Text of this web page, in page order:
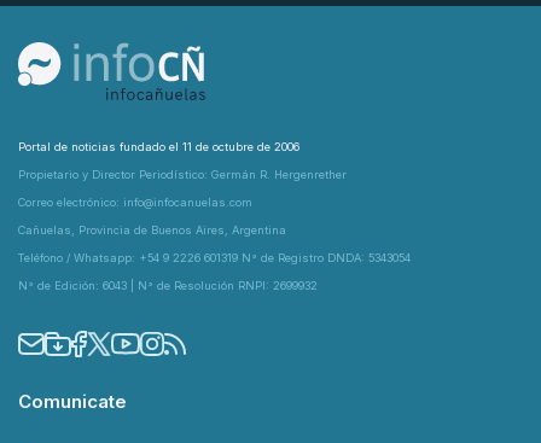
Portal de noticias fundado el 11 de octubre de 2006
Propietario y Director Periodístico: Germán R. Hergenrether
Correo electrónico: info@infocanuelas.com
Cañuelas, Provincia de Buenos Aires, Argentina
Teléfono / Whatsapp: +54 9 2226 601319 N° de Registro DNDA: 5343054
N° de Edición: 6043 | N° de Resolución RNPI: 2699932
Comunicate